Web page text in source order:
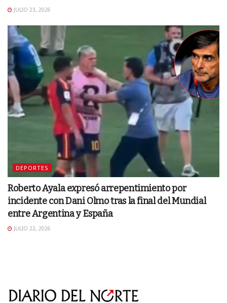
JULIO 23, 2026
DEPORTES
Roberto Ayala expresó arrepentimiento por
incidente con Dani Olmo tras la final del Mundial
entre Argentina y España
JULIO 22, 2026